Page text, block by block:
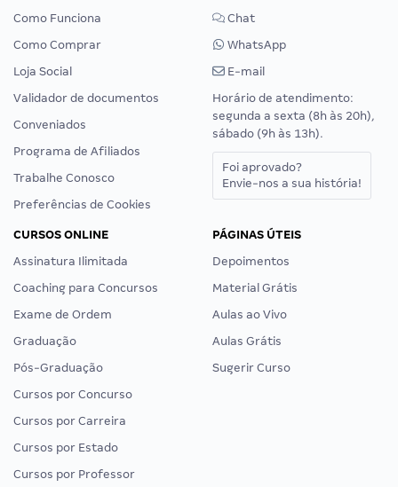
Como Funciona
Como Comprar
Loja Social
Validador de documentos
Conveniados
Programa de Afiliados
Trabalhe Conosco
Preferências de Cookies
Chat
WhatsApp
E-mail
Horário de atendimento:
segunda a sexta (8h às 20h),
sábado (9h às 13h).
Foi aprovado?
Envie-nos a sua história!
CURSOS ONLINE
Assinatura Ilimitada
Coaching para Concursos
Exame de Ordem
Graduação
Pós-Graduação
Cursos por Concurso
Cursos por Carreira
Cursos por Estado
Cursos por Professor
PÁGINAS ÚTEIS
Depoimentos
Material Grátis
Aulas ao Vivo
Aulas Grátis
Sugerir Curso